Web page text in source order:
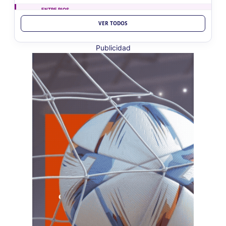
ENTRE RIOS
7
CUIT 5-6-7-8-9-…
7 Agentes Ret. y Perc. E. Rios
CUIT 5-6-7-8-9-…
JUJUY
JUJUY
Agentes Ret. Perc. Jujuy
CUIT 0-1-2-3-4-…
LA RIOJA
7 LA RIOJA
Agentes Percepcion La Rioja
CUIT 5-6-7-8-9-…
7 LA RIOJA
Agentes Retencion La Rioja
VER TODOS
Publicidad